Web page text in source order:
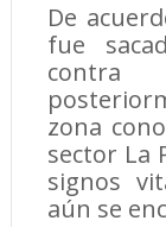
De
fue
zona
sector La
signos
aún se